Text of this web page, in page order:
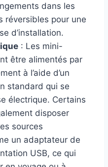
dans les
réversibles pour une
d’installation.
: Les mini-
être alimentés par
à l’aide d’un
standard qui se
électrique. Certains
disposer
sources
un adaptateur de
USB, ce qui